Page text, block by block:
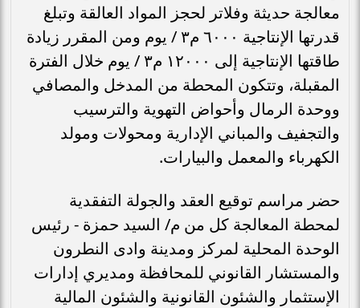
معالجة حديثة وفلاتر لحجز المواد العالقة وتبلغ
قدرتها الإنتاجية ٦٠٠٠ م٣ / يوم ومن المقرر زيادة
طاقتها الإنتاجية إلى ١٢٠٠٠ م٣ / يوم خلال الفترة
المقبلة، وتتكون المحطة من المدخل والمصافي
ووحدة الرمال وأحواض التهوية والترسيب
والتجفيف والمباني الإدارية ومحولات ومولد
الكهرباء والمعمل والبيارات.
حضر مراسم توقيع العقد والجولة التفقدية
لمحطة المعالجة كل من م/ السيد حمزة - رئيس
الوحدة المحلية لمركز ومدينة وادى النطرون
والمستشار القانوني للمحافظة ومديري إدارات
الإستثمار والشئون القانونية والشئون المالية